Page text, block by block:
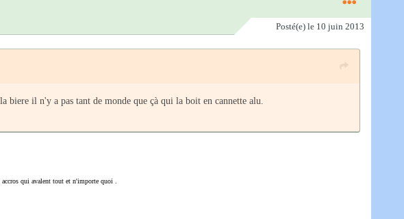
Posté(e) le 10 juin 2013
biere il n'y a pas tant de monde que çà qui la boit en cannette alu.
accros qui avalent tout et n'importe quoi .